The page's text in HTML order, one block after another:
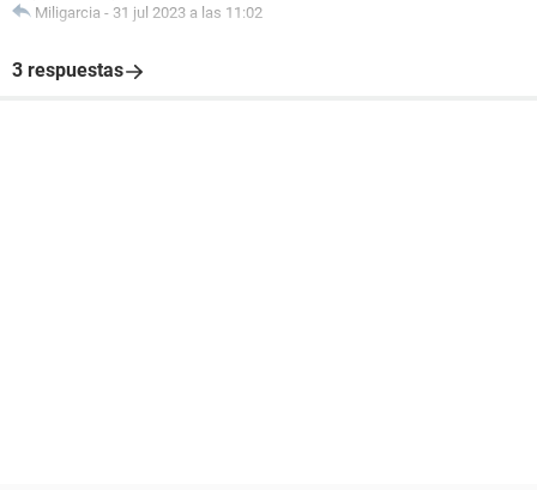
Miligarcia - 31 jul 2023 a las 11:02
3 respuestas